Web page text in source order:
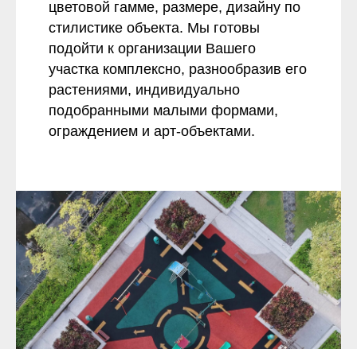
цветовой гамме, размере, дизайну по
стилистике объекта. Мы готовы
подойти к организации Вашего
участка комплексно, разнообразив его
растениями, индивидуально
подобранными малыми формами,
ограждением и арт-объектами.